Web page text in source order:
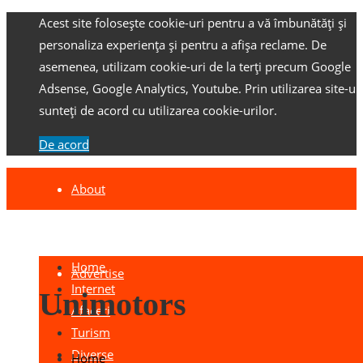
Acest site folosește cookie-uri pentru a vă îmbunătăți și
personaliza experiența și pentru a afișa reclame. De
asemenea, utilizam cookie-uri de la terți precum Google
Adsense, Google Analytics, Youtube. Prin utilizarea site-
sunteți de acord cu utilizarea cookie-urilor.
De acord
About
Advertise
Home
Internet
Afaceri
Turism
Diverse
Unimotors
Home